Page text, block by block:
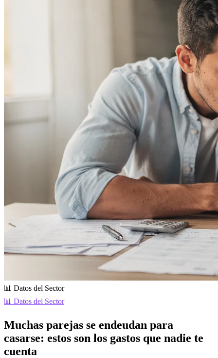
📊 Datos del Sector
📊 Datos del Sector
Muchas parejas se endeudan para
casarse: estos son los gastos que nadie te
cuenta